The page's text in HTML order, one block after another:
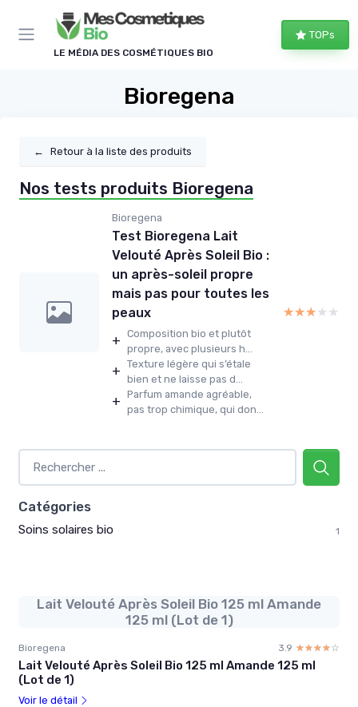
LE MÉDIA DES COSMÉTIQUES BIO
TOPs
Bioregena
← Retour à la liste des produits
Nos tests produits Bioregena
Bioregena
Test Bioregena Lait
Velouté Après Soleil Bio :
un après-soleil propre
mais pas pour toutes les
peaux
+ Composition bio et plutôt
propre, avec plusieurs h...
+ Texture légère qui s’étale
bien et ne laisse pas d...
+ Parfum amande agréable,
pas trop chimique, qui don...
★★★★★
★★★★★
Catégories
Soins solaires bio 1
Lait Velouté Après Soleil Bio 125 ml Amande
125 ml (Lot de 1)
Bioregena 3.9 ☆☆☆☆☆
★★★★★
Lait Velouté Après Soleil Bio 125 ml Amande 125 ml
(Lot de 1)
Voir le détail
Panneau de gestion des cookies